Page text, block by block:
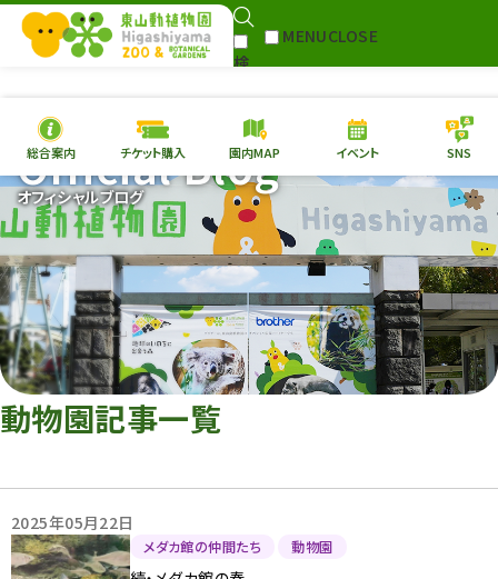
検
MENUCLOSE
本日の開園情報 チケ
園内MAP イベント
総合案内
動物園 植物園
再生プラン
東山動植物園
への支援
Follow
総合案内 チケット購入 園内MAP イベント SNS
オフィシャルブログ
Official Blog
動物園記事一覧
2025年05月22日
メダカ館の仲間たち 動物園